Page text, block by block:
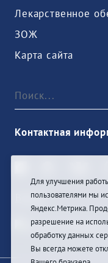
Лекарственное
ЗОЖ
Карта сайта
Контактная
Войти
Для улучшения
пользователями мы
Яндекс.Метрика.
разрешение на
обработку данных
Вы всегда можете